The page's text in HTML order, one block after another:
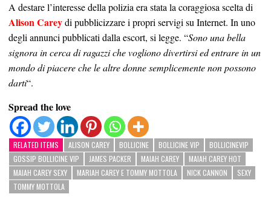
A destare l’interesse della polizia era stata la coraggiosa scelta di
Alison Careydi pubblicizzare i propri servigi su Internet. In uno
degli annunci pubblicati dalla escort, si legge. “Sono una bella
signora in cerca di ragazzi che vogliono divertirsi ed entrare in un
mondo di piacere che le altre donne semplicemente non possono
darti“.
Spread the love
RELATED ITEMS ALISON CAREY BOLLICINE BOLLICINE VIP
BOLLICINEVIP
GOSSIP BOLLICINE VIP
JAMES PACKER MAIAH CAREY
MAIAH CAREY HOT
MAIAH CAREY SEXY
MARIAH CAREY E TOMMY MOTTOLA NICK CANNON
SEXY
TOMMY MOTTOLA